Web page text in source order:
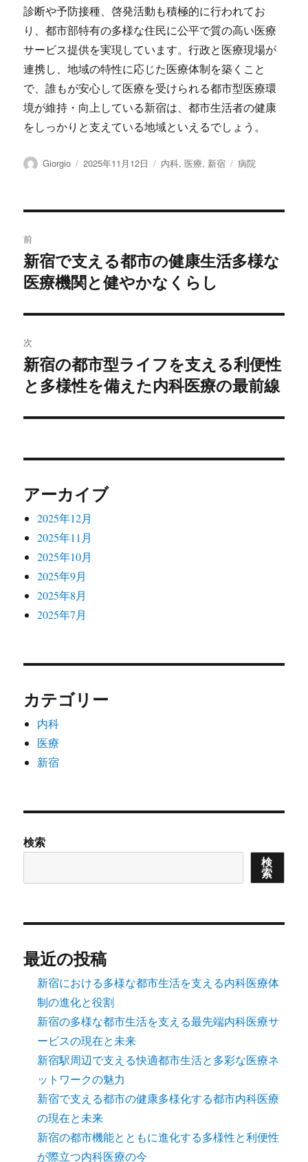
診断や予防接種、啓発活動も積極的に行われてお
り、都市部特有の多様な住民に公平で質の高い医療
サービス提供を実現しています。行政と医療現場が
連携し、地域の特性に応じた医療体制を築くこと
で、誰もが安心して医療を受けられる都市型医療環
境が維持・向上している新宿は、都市生活者の健康
をしっかりと支えている地域といえるでしょう。
投
Giorgio
投
2025年11月12日
カ
内科,医療, 新宿
タ
病院
稿
ナ
ビ
ゲ
ー
シ
ン
前
前
の
稿:
新宿で支える都市の健康生活多様な
医療機関と健やかなくらし
次
次
の
稿:
新宿の都市型ライフを支える利便性
と多様性を備えた内科医療の最前線
アーカイブ
2025年12月
2025年11月
2025年10月
2025年9月
2025年8月
2025年7月
カテゴリー
内科
医療
新宿
検索
検
索
最近の投稿
新宿における多様な都市生活を支える内科医療体
制の進化と役割
新宿の多様な都市生活を支える最先端内科医療サ
ービスの現在と未来
新宿駅周辺で支える快適都市生活と多彩な医療ネ
ットワークの魅力
新宿で支える都市の健康多様化する都市内科医療
の現在と未来
新宿の都市機能とともに進化する多様性と利便性
が際立つ内科医療の今